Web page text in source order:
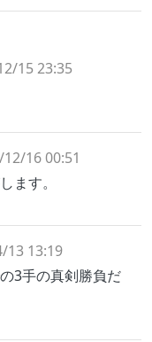
15 23:35
16 00:51
ます。
13 13:19
3手の真剣勝負だ